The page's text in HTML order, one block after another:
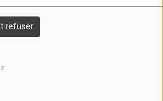
refuser